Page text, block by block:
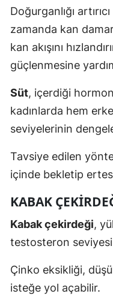
Doğurganlığı
zamanda kan
kan akışını
güçlenmesine
Süt, içerdiği
kadınlarda hem
seviyelerinin
Tavsiye edilen
içinde bekletip
KABAK
Kabak çekirdeği,
testosteron
Çinko eksikliği,
isteğe yol açabilir.